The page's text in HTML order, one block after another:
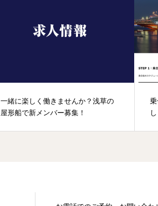
一緒に楽しく働きませんか？浅草の
屋形船で新メンバー募集！